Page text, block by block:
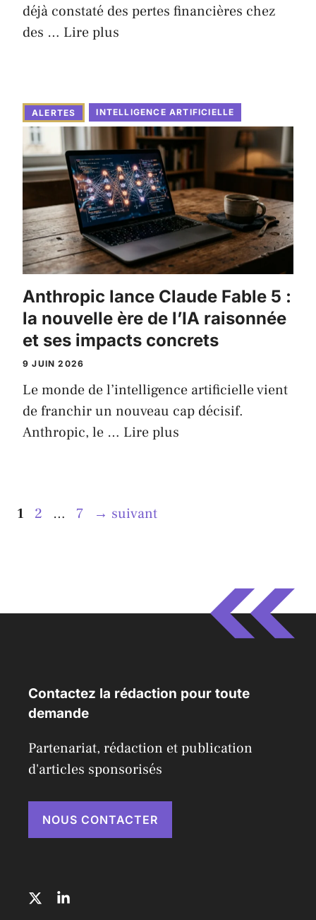
déjà constaté des pertes financières chez
des … Lire plus
ALERTES INTELLIGENCE ARTIFICIELLE
Anthropic lance Claude Fable 5 :
la nouvelle ère de l’IA raisonnée
et ses impacts concrets
9 JUIN 2026
Le monde de l’intelligence artificielle vient
de franchir un nouveau cap décisif.
Anthropic, le … Lire plus
Page
1 Page
2 … Page
7 → suivant
Contactez la rédaction pour toute
demande
Partenariat, rédaction et publication
d'articles sponsorisés
NOUS CONTACTER